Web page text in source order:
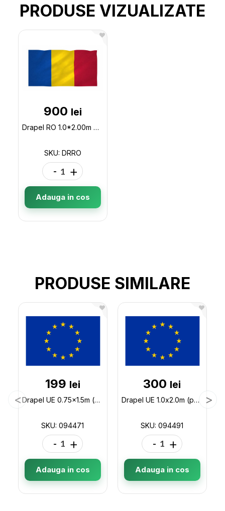
PRODUSE VIZUALIZATE
900 lei
Drapel RO 1.0*2.00m DRRO
SKU: DRRO
- +
Adauga in cos
PRODUSE SIMILARE
199 lei
Drapel UE 0.75x1.5m (poliester) 094471
SKU: 094471
- +
Adauga in cos
300 lei
Drapel UE 1.0x2.0m (poliester) 094491
SKU: 094491
- +
Adauga in cos